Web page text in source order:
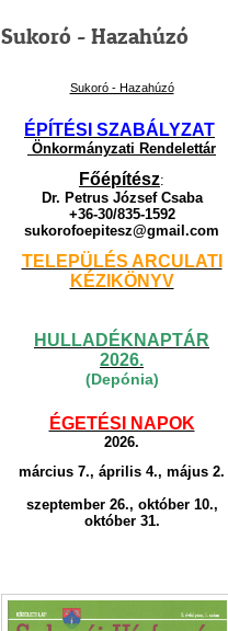
Sukoró - Hazahúzó
Sukoró - Hazahúzó
ÉPÍTÉSI SZABÁLYZAT
Önkormányzati Rendelettár
Főépítész:
Dr. Petrus József Csaba
+36-30/835-1592
sukorofoepitesz@gmail.com
TELEPÜLÉS ARCULATI
KÉZIKÖNYV
HULLADÉKNAPTÁR
2026.
(Depónia)
ÉGETÉSI NAPOK
2026.
március 7., április 4., május 2.
szeptember 26., október 10.,
október 31.